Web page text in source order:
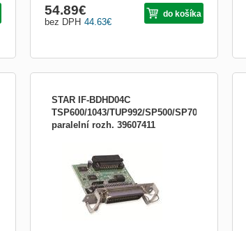
44.63€
bez DPH
54.89€ do košíka
STAR IF-BDHD04C
TSP600/1043/TUP992/SP500/SP700/HSP7000-
paralelní rozh. 39607411